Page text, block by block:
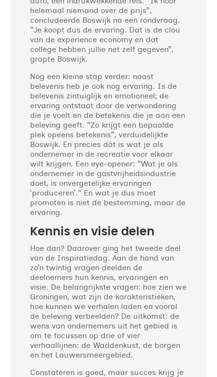
helemaal niemand over de prijs”,
concludeerde Boswijk na een rondvraag.
“Je koopt dus de ervaring. Dat is de clou
van de experience economy en dat
college hebben jullie net zelf gegeven”,
grapte Boswijk.
Nog een kleine stap verder: naast
belevenis heb je ook nog ervaring. Is de
belevenis zintuiglijk en emotioneel; de
ervaring ontstaat door de verwondering
die je voelt en de betekenis die je aan een
beleving geeft. “Zo krijgt een bepaalde
plek opeens betekenis”, verduidelijkte
Boswijk. En precies dát is wat je als
ondernemer in de recreatie voor elkaar
wilt krijgen. Een eye-opener: “Wat je als
ondernemer in de gastvrijheidsindustrie
doet, is onvergetelijke ervaringen
‘produceren’.” En wat je dus moet
promoten is niet de bestemming, maar de
ervaring.
Kennis en visie delen
Hoe dan? Daarover ging het tweede deel
van de Inspiratiedag. Aan de hand van
zo’n twintig vragen deelden de
deelnemers hun kennis, ervaringen en
visie. De belangrijkste vragen: hoe zien we
Groningen, wat zijn de karakteristieken,
hoe kunnen we verhalen laden en vooral
de beleving verbeelden? De uitkomst: de
wens van ondernemers uit het gebied is
om te focussen op drie of vier
verhaallijnen: de Waddenkust, de borgen
en het Lauwersmeergebied.
Constateren is goed, maar succes krijg je